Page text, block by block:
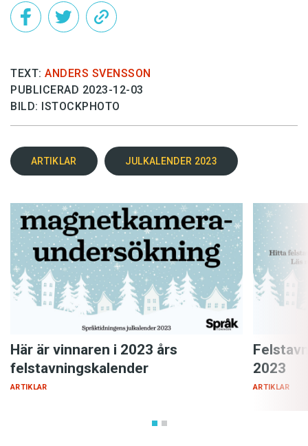
TEXT: ANDERS SVENSSON
PUBLICERAD 2023-12-03
BILD: ISTOCKPHOTO
ARTIKLAR JULKALENDER 2023
Här är vinnaren i 2023 års
felstavningskalender
ARTIKLAR
2023
ARTIKLAR